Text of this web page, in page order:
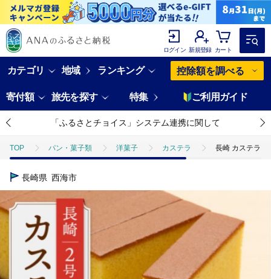
ログイン 新規登録 カート
カテゴリ 地域 ランキング 控除額を調べる
寄付額 旅先を探す 特集 ご利用ガイド
「ふるさとチョイス」システム連携に関して
TOP パン・菓子類 洋菓子 カステラ 長崎 カステラ 2
長崎県 西海市